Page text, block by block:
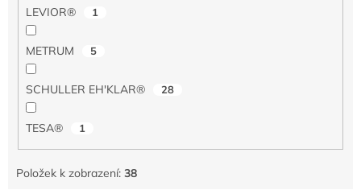
LEVIOR® 1
METRUM 5
SCHULLER EH'KLAR® 28
TESA® 1
Položek k zobrazení: 38